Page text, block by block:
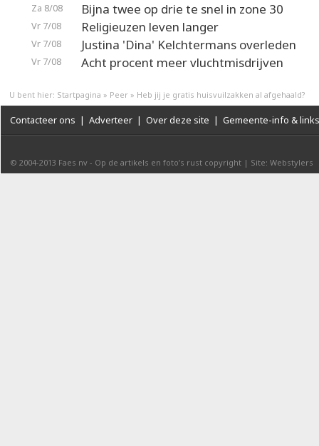
Za 8/08 Bijna twee op drie te snel in zone 30
Vr 7/08 Religieuzen leven langer
Vr 7/08 Justina 'Dina' Kelchtermans overleden
Vr 7/08 Acht procent meer vluchtmisdrijven
U bent hier: Startpagina » Peer » Heb jij je gratis huisvuilzakken al afgehaald?
Contacteer ons | Adverteer | Over deze site | Gemeente-info & links
© 2004-2013 Faes nv - Op de artikels en foto’s rust copyright | Site: Webstylers